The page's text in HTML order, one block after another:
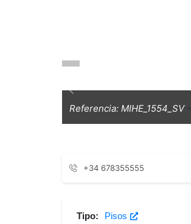
Referencia: MIHE_1554_SV-
+34 678355555
Tipo: Pisos